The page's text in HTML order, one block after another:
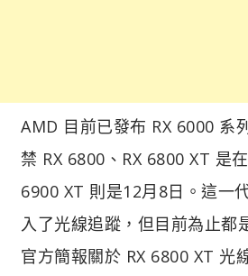
AMD 目前已發布 RX 6000 系
禁 RX 6800、RX 6800 XT 是
6900 XT 則是12月8日。這一
入了光線追蹤，但目前為止都
官方簡報關於 RX 6800 XT 光